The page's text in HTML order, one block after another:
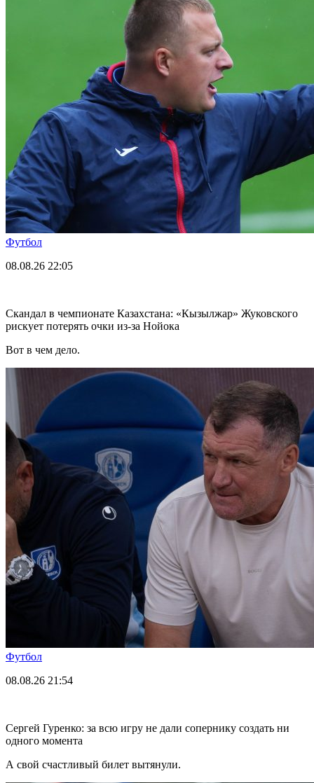
Футбол
08.08.26 22:05
Скандал в чемпионате Казахстана: «Кызылжар» Жуковского
рискует потерять очки из-за Нойока
Вот в чем дело.
Футбол
08.08.26 21:54
Сергей Гуренко: за всю игру не дали сопернику создать ни
одного момента
А свой счастливый билет вытянули.